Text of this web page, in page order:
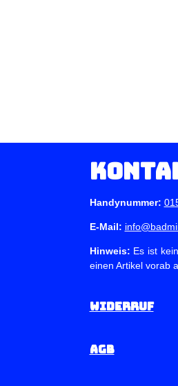
Handynummer:
E-Mail:
Hinweis: Es ist
einen Artikel vorab
Widerruf
AGB